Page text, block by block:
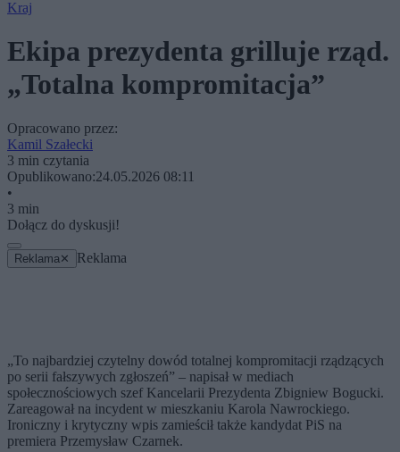
Kraj
Ekipa prezydenta grilluje rząd.
„Totalna kompromitacja”
Opracowano przez:
Kamil Szałecki
3 min czytania
Opublikowano:24.05.2026 08:11
•
3 min
Dołącz do dyskusji!
Reklama ✕ Reklama
„To najbardziej czytelny dowód totalnej kompromitacji rządzących
po serii fałszywych zgłoszeń” – napisał w mediach
społecznościowych szef Kancelarii Prezydenta Zbigniew Bogucki.
Zareagował na incydent w mieszkaniu Karola Nawrockiego.
Ironiczny i krytyczny wpis zamieścił także kandydat PiS na
premiera Przemysław Czarnek.